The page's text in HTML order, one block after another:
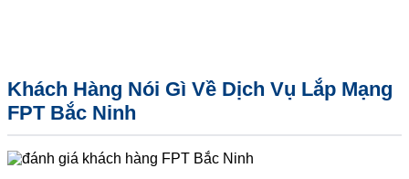
Khách Hàng Nói Gì Về Dịch Vụ Lắp Mạng
FPT Bắc Ninh